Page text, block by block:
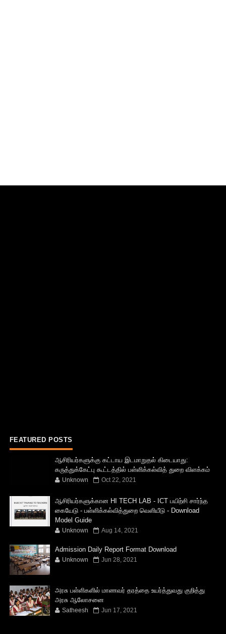
FEATURED POSTS
ஆசிரியர்களுக்கு கட்டாய இடமாறுதல் கிடையாது:
கருத்துக்கேட்பு கூட்டத்தில் பள்ளிக்கல்வித் துறை விளக்கம்
Unknown Oct 22, 2021
ஆசிரியர்களுக்கான HI TECH LAB - ICT பயிற்சி சார்ந்த
கையேடு - பள்ளிக்கல்வித்துறை வெளியீடு - Download
Model Guide
Unknown Aug 14, 2021
Admission Daily Report Format Download
Unknown Jun 28, 2021
அரசு பள்ளிகளில் மாணவர் தரத்தை உயர்த்துவது குறித்து
அரசு ஆலோசனை
Satheesh Jun 17, 2021